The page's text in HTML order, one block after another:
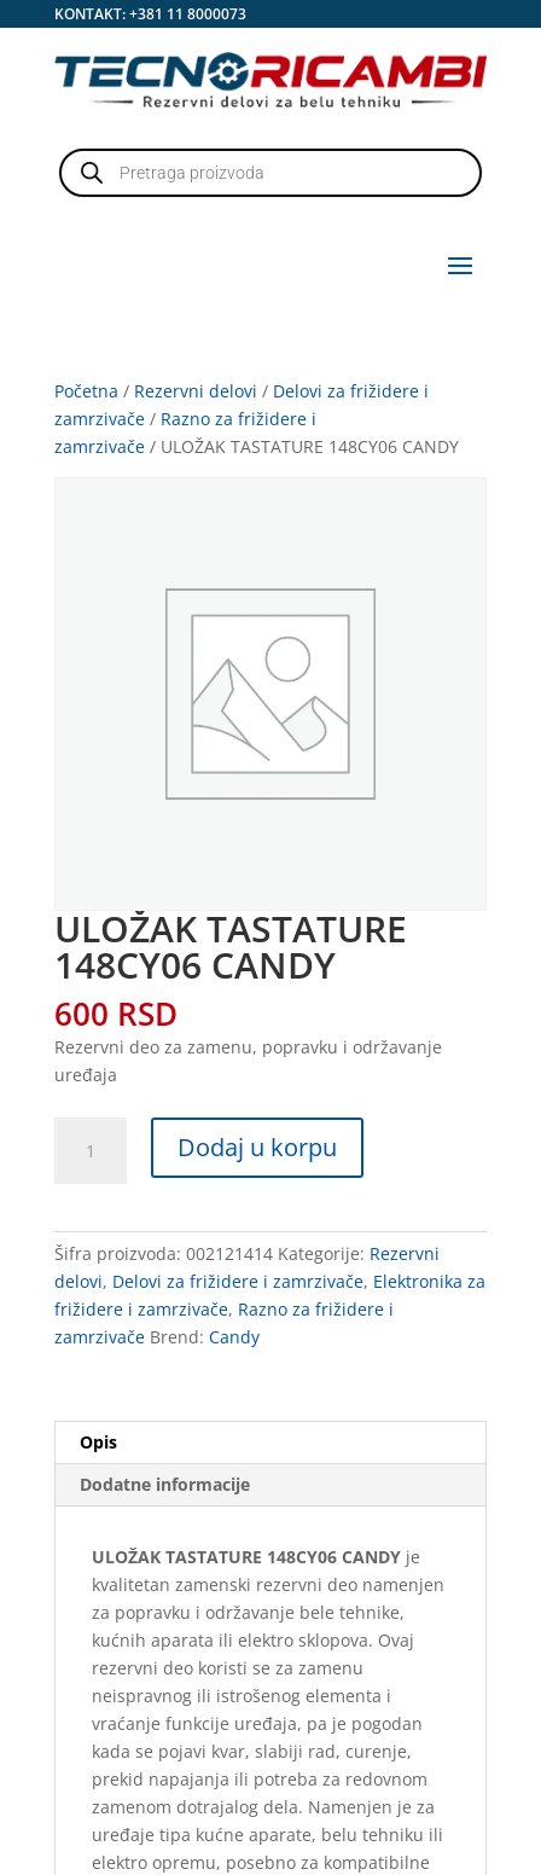
KONTAKT:+381 11 8000073
Products
search
Početna / Rezervni delovi / Delovi za frižidere i
zamrzivače/ Razno za frižidere i
zamrzivače/ ULOŽAK TASTATURE 148CY06 CANDY
ULOŽAK TASTATURE
148CY06 CANDY
600 RSD
Rezervni deo za zamenu, popravku i održavanje
uređaja
TASTATURE
količina
Dodaj u korpu
Šifra proizvoda: 002121414 Kategorije: Rezervni
delovi, Delovi za frižidere i zamrzivače, Elektronika za
frižidere i zamrzivače, Razno za frižidere i
zamrzivače Brend: Candy
Opis
Dodatne informacije
ULOŽAK TASTATURE 148CY06 CANDYje
kvalitetan zamenski rezervni deo namenjen
za popravku i održavanje bele tehnike,
kućnih aparata ili elektro sklopova. Ovaj
rezervni deo koristi se za zamenu
neispravnog ili istrošenog elementa i
vraćanje funkcije uređaja, pa je pogodan
kada se pojavi kvar, slabiji rad, curenje,
prekid napajanja ili potreba za redovnom
zamenom dotrajalog dela. Namenjen je za
uređaje tipa kućne aparate, belu tehniku ili
elektro opremu, posebno za kompatibilne